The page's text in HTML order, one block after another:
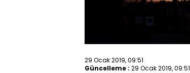
29 Ocak 2019, 09:51
Güncelleme : 29 Ocak 2019, 09:51